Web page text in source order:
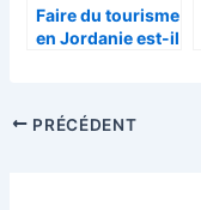
Faire du tourisme
en Jordanie est-il
la sécurité au
PRÉCÉDENT